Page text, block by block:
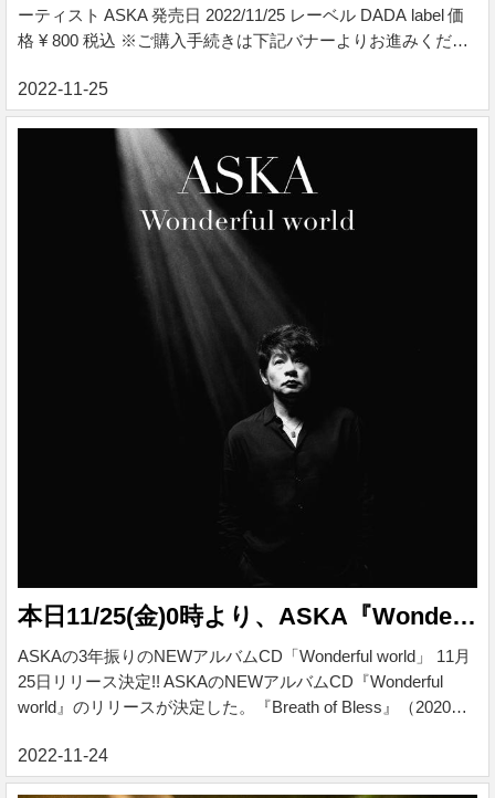
ーティスト ASKA 発売日 2022/11/25 レーベル DADA label 価
格 ¥ 800 税込 ※ご購入手続きは下記バナーよりお進みくださ
イナーノーツ ・撮りおろし写真 ファイルサイズ：24MB
本日11/25(金)0時より、ASKA『Wonderful world』音源配信開始
ASKAの3年振りのNEWアルバムCD「Wonderful world」 11月
25日リリース決定!! ASKAのNEWアルバムCD『Wonderful
world』のリリースが決定した。『Breath of Bless』（2020年3
ソロ35周年の集大成となる新アルバムが完成した。 「自分自
身の回りのひとつひとつの出来事が繋がって作品が仕上が